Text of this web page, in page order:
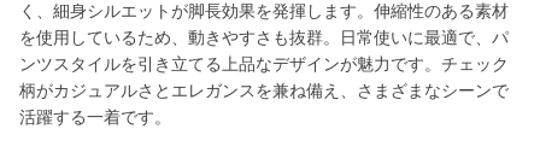
く、細身シルエットが脚長効果を発揮します。伸縮性のある素材
を使用しているため、動きやすさも抜群。日常使いに最適で、パ
ンツスタイルを引き立てる上品なデザインが魅力です。チェック
柄がカジュアルさとエレガンスを兼ね備え、さまざまなシーンで
活躍する一着です。